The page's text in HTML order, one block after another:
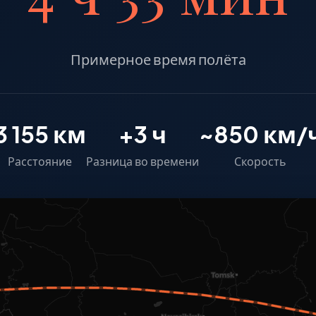
Примерное время полёта
155 км
Расстояние
+3 ч
Разница во времени
~850 км/
Скорость